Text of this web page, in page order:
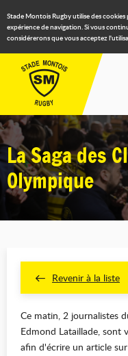
Stade Montois Rugby utilise des
expérience de navigation. Si vous
considérerons que vous acceptez
La Saga des
Olympique
Revenir à la liste
Ce matin, 2 journalistes
Edmond Lataillade, sont
afin d'écrire un article